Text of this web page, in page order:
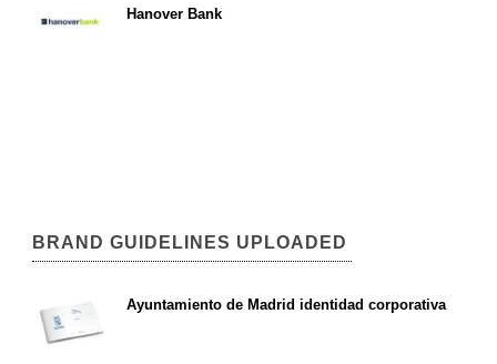
Hanover Bank
BRAND GUIDELINES UPLOADED
Ayuntamiento de Madrid identidad corporativa